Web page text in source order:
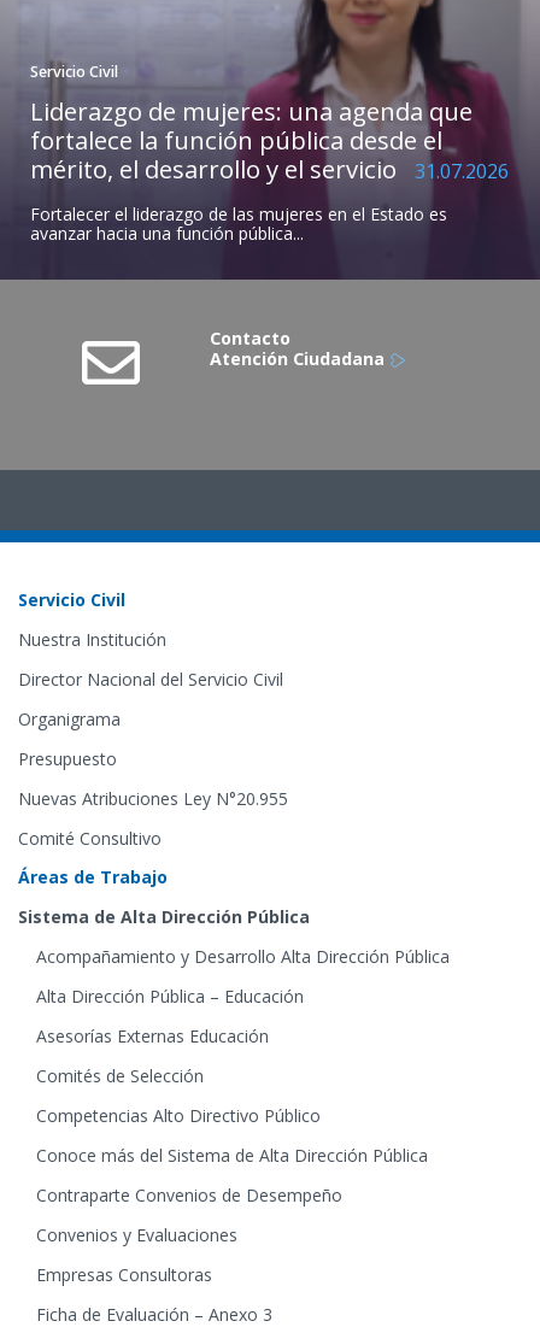
Servicio Civil
Liderazgo de mujeres: una agenda que
fortalece la función pública desde el
mérito, el desarrollo y el servicio
31.07.2026
Fortalecer el liderazgo de las mujeres en el Estado es
avanzar hacia una función pública...
Contacto
Atención Ciudadana
Servicio Civil
Nuestra Institución
Director Nacional del Servicio Civil
Organigrama
Presupuesto
Nuevas Atribuciones Ley N°20.955
Comité Consultivo
Áreas de Trabajo
Sistema de Alta Dirección Pública
Acompañamiento y Desarrollo Alta Dirección Pública
Alta Dirección Pública – Educación
Asesorías Externas Educación
Comités de Selección
Competencias Alto Directivo Público
Conoce más del Sistema de Alta Dirección Pública
Contraparte Convenios de Desempeño
Convenios y Evaluaciones
Empresas Consultoras
Ficha de Evaluación – Anexo 3